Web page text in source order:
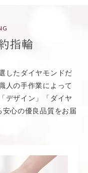
指輪
したダイヤモンドだ
人の手作業によって
デザイン」「ダイヤ
心の優良品質をお届